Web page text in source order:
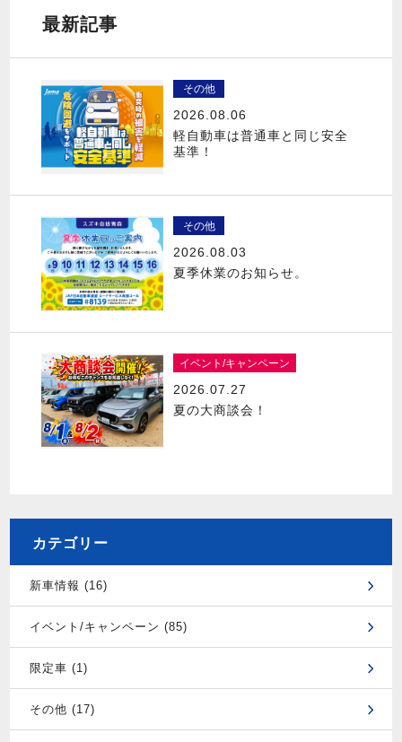
最新記事
その他
2026.08.06
軽自動車は普通車と同じ安全
基準！
その他
2026.08.03
夏季休業のお知らせ。
イベント/キャンペーン
2026.07.27
夏の大商談会！
カテゴリー
新車情報 (16)
イベント/キャンペーン (85)
限定車 (1)
その他 (17)